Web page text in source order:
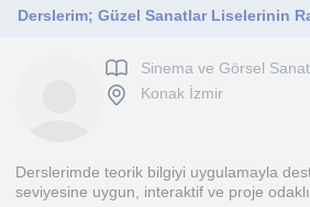
Sinema ve Görsel
Konak İzmir
Derslerimde teorik bilgiyi uygulamayla
seviyesine uygun, interaktif ve proje odaklı